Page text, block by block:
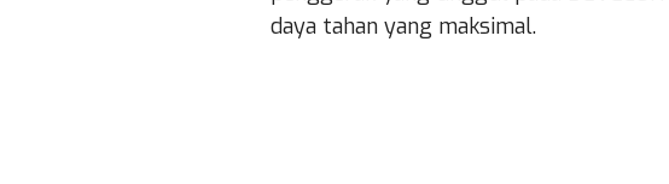
daya tahan yang maksimal.